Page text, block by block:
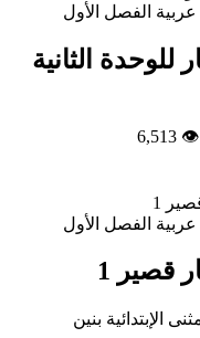
الفصل الأول
للوحدة الثانية
👁
الفصل الأول
قصير 1
الإبتدائية بنين